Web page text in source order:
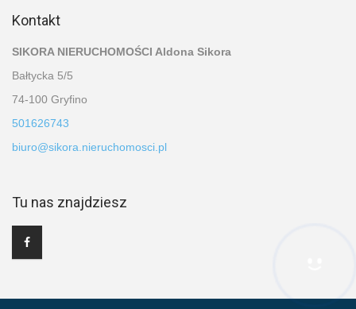
Kontakt
SIKORA NIERUCHOMOŚCI Aldona Sikora
Bałtycka 5/5
74-100 Gryfino
501626743
biuro@sikora.nieruchomosci.pl
Tu nas znajdziesz